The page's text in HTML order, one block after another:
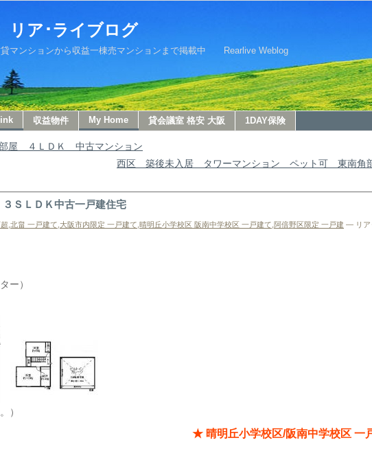
ア･ライブログ
マンションから収益一棟売マンションまで掲載中 Rearlive Weblog
link 収益物件 My Home 貸会議室 格安 大阪 1DAY保険
屋 ４ＬＤＫ 中古マンション
西区 築後未入居 タワーマンション ペット可 東南角
ＳＬＤＫ中古一戸建住宅
北畠 一戸建て 大阪市内限定 一戸建て 晴明丘小学校区 阪南中学校区 一戸建て 阿倍野区限定 一戸建 — リア
ー）
）
★ 晴明丘小学校区/阪南中学校区 一